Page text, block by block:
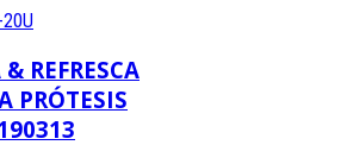
REFRESCA
PRÓTESIS